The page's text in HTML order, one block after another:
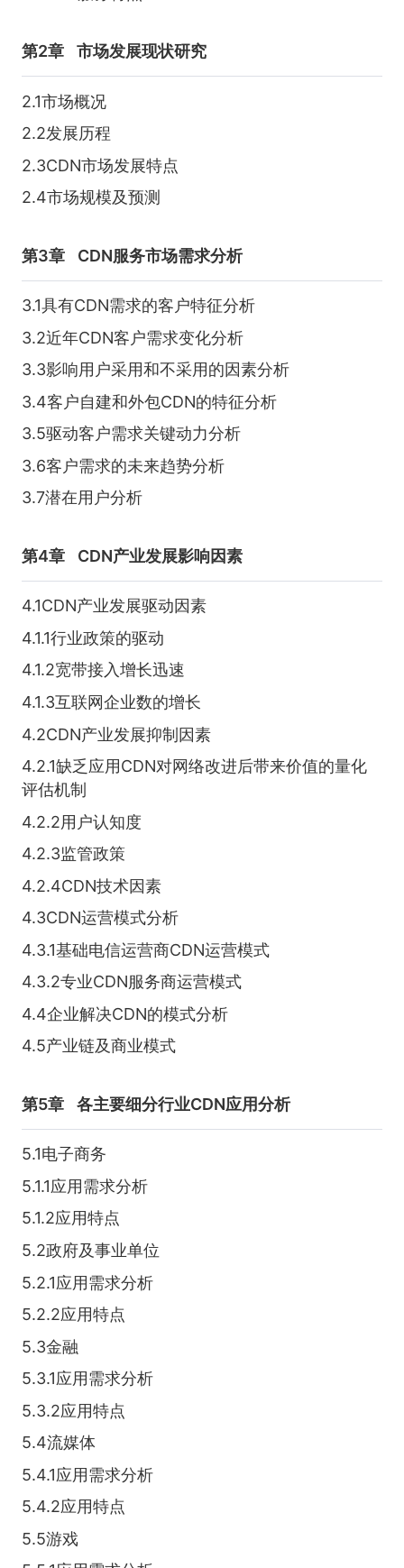
第2章 市场发展现状研究
2.1市场概况
2.2发展历程
2.3CDN市场发展特点
2.4市场规模及预测
第3章 CDN服务市场需求分析
3.1具有CDN需求的客户特征分析
3.2近年CDN客户需求变化分析
3.3影响用户采用和不采用的因素分析
3.4客户自建和外包CDN的特征分析
3.5驱动客户需求关键动力分析
3.6客户需求的未来趋势分析
3.7潜在用户分析
第4章 CDN产业发展影响因素
4.1CDN产业发展驱动因素
4.1.1行业政策的驱动
4.1.2宽带接入增长迅速
4.1.3互联网企业数的增长
4.2CDN产业发展抑制因素
4.2.1缺乏应用CDN对网络改进后带来价值的量化
评估机制
4.2.2用户认知度
4.2.3监管政策
4.2.4CDN技术因素
4.3CDN运营模式分析
4.3.1基础电信运营商CDN运营模式
4.3.2专业CDN服务商运营模式
4.4企业解决CDN的模式分析
4.5产业链及商业模式
第5章 各主要细分行业CDN应用分析
5.1电子商务
5.1.1应用需求分析
5.1.2应用特点
5.2政府及事业单位
5.2.1应用需求分析
5.2.2应用特点
5.3金融
5.3.1应用需求分析
5.3.2应用特点
5.4流媒体
5.4.1应用需求分析
5.4.2应用特点
5.5游戏